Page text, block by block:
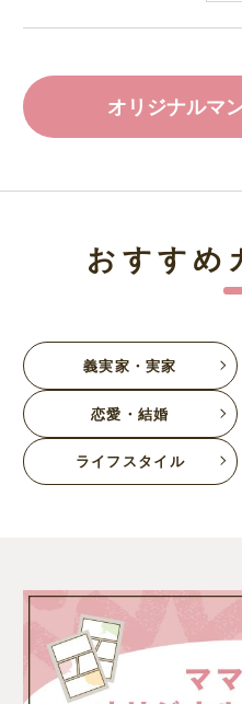
オリジナルマ
おすすめ
義実家・実家
恋愛・結婚
ライフスタイル